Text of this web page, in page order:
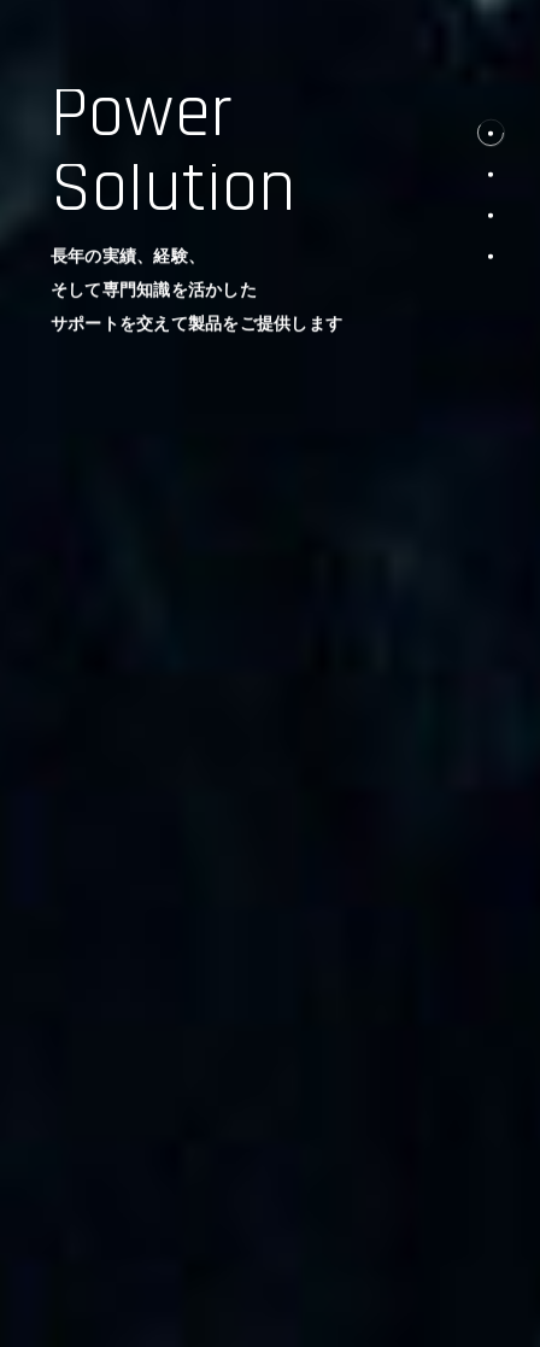
Power
Solution
長年の実績、経験、
そして専門知識を活かした
サポートを交えて製品をご提供します